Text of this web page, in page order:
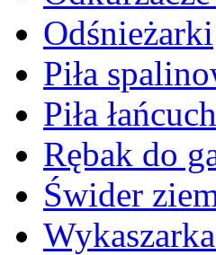
Odśnieżarki
Piła
Piła
Rębak do
Świder